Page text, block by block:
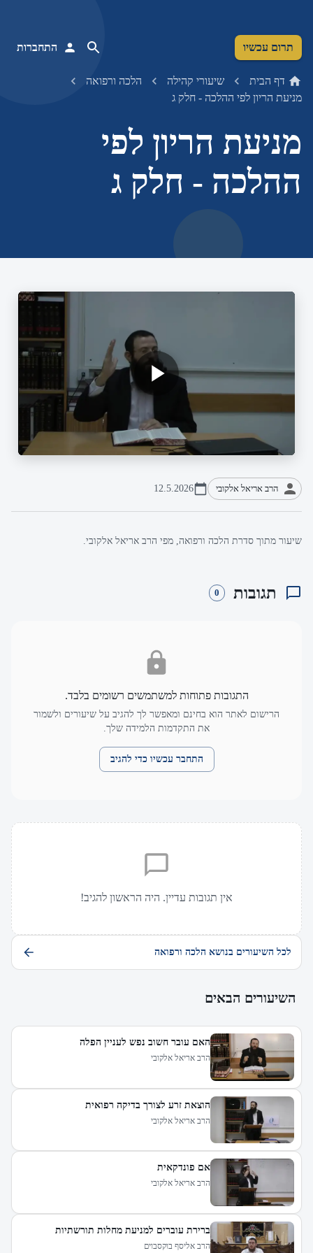
תרום עכשיו התחברות
דף הבית שיעורי קהילה
הלכה ורפואה
מניעת הריון לפי ההלכה - חלק ג
מניעת הריון לפי
ההלכה - חלק ג
הרב אריאל אלקובי 12.5.2026
שיעור מתוך סדרת הלכה ורפואה, מפי הרב אריאל אלקובי.
תגובות 0
התגובות פתוחות למשתמשים רשומים בלבד.
הרישום לאתר הוא בחינם ומאפשר לך להגיב על שיעורים ולשמור
את התקדמות הלמידה שלך.
התחבר עכשיו כדי להגיב
אין תגובות עדיין. היה הראשון להגיב!
לכל השיעורים בנושא הלכה ורפואה
השיעורים הבאים
האם עובר חשוב נפש לעניין הפלה
הרב אריאל אלקובי
הוצאת זרע לצורך בדיקה רפואית
הרב אריאל אלקובי
אם פונדקאית
הרב אריאל אלקובי
ברירת עוברים למניעת מחלות תורשתיות
הרב אליסף בוקסבוים